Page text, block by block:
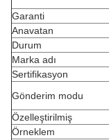
Garanti
Anavatan
Durum
Marka adı
Sertifikasyon
Gönderim modu
Özelleştirilmiş
Örneklem